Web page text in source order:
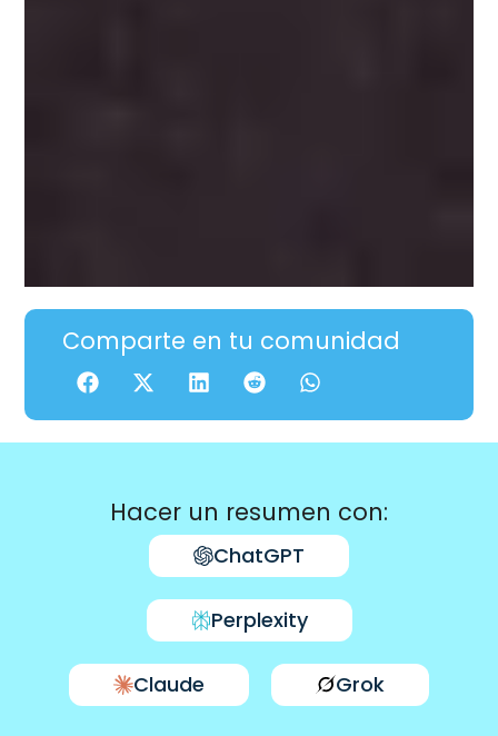
Comparte en tu comunidad
Hacer un resumen con:
ChatGPT
Perplexity
Claude Grok